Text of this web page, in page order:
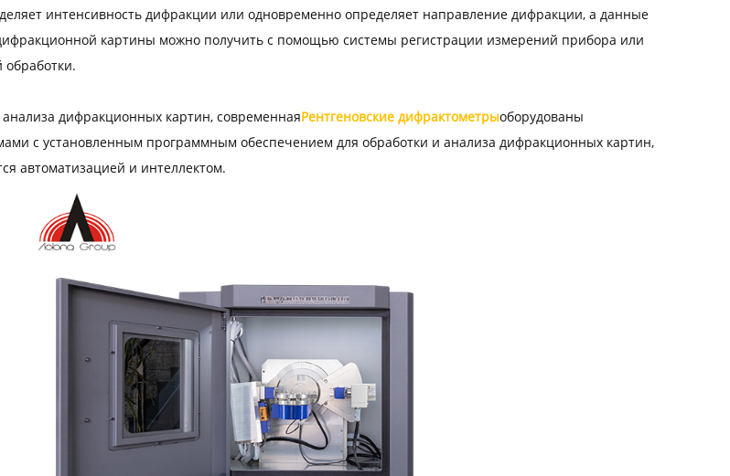
интенсивность дифракции или одновременно определяет направление дифракции, а данные
картины можно получить с помощью системы регистрации измерений прибора или
дифракционных картин, современнаяРентгеновские дифрактометрыоборудованы
с установленным программным обеспечением для обработки и анализа дифракционных картин,
автоматизацией и интеллектом.